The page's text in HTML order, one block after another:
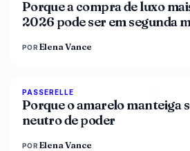
Porque a compra de luxo
2026 pode ser em segunda
POR Elena Vance
PASSERELLE
Porque o amarelo manteiga
neutro de poder
POR Elena Vance